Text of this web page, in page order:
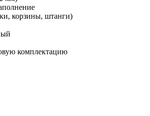
корзины, штанги)
комплектацию